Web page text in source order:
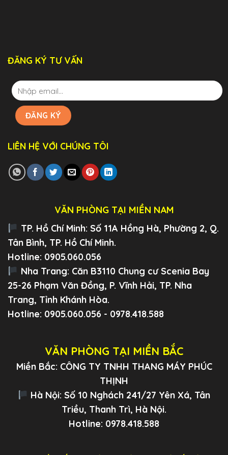
ĐĂNG KÝ TƯ VẤN
LIÊN HỆ VỚI CHÚNG TÔI
VĂN PHÒNG TẠI MIỀN NAM
TP. Hồ Chí Minh: Số 11A Hồng Hà, Phường 2, Q.
Tân Bình, TP. Hồ Chí Minh.
Hotline: 0905.060.056
Nha Trang: Căn B3110 Chung cư Scenia Bay
25-26 Phạm Văn Đồng, P. Vĩnh Hải, TP. Nha
Trang, Tỉnh Khánh Hòa.
Hotline: 0905.060.056 - 0978.418.588
VĂN PHÒNG TẠI MIỀN BẮC
Miền Bắc: CÔNG TY TNHH THANG MÁY PHÚC
THỊNH
Hà Nội: Số 10 Nghách 241/27 Yên Xá, Tân
Triều, Thanh Trì, Hà Nội.
Hotline: 0978.418.588